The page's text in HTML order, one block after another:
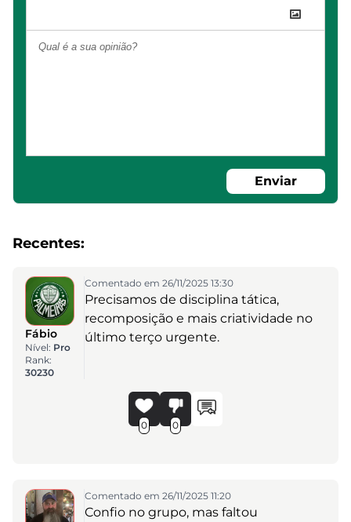
Enviar
Recentes:
Fábio
Nível: Pro
Rank:
30230
Comentado em 26/11/2025 13:30
Precisamos de disciplina tática,
recomposição e mais criatividade no
último terço urgente.
0 0
Comentado em 26/11/2025 11:20
Confio no grupo, mas faltou